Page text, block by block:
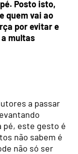
Posto isto,
quem vai ao
por evitar e
multas
a passar
pé, este gesto é
não sabem é
não só ser